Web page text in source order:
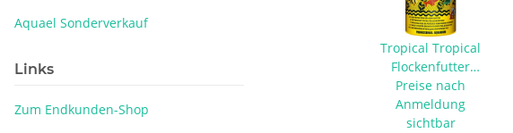
Tropical Tropical
Flockenfutter
100 ml
Preise nach
Anmeldung
sichtbar
Aquael Sonderverkauf
Links
Zum Endkunden-Shop